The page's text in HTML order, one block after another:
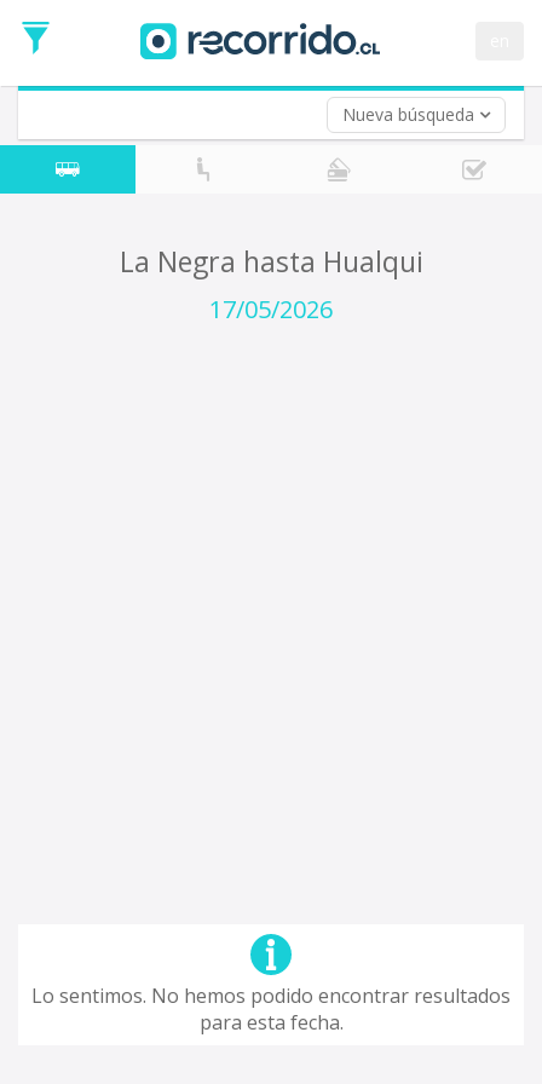
Nueva búsqueda
de
Ida
Vuelta (opcional)
Fecha
de
La Negra hasta Hualqui
17/05/2026
Lo sentimos. No hemos podido encontrar resultados
para esta fecha.